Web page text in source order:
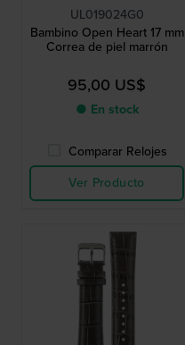
UL019024G0
Bambino Open Heart 17 mm
Correa de piel marrón
95,00 US$
● En stock
Comparar Relojes
Ver Producto